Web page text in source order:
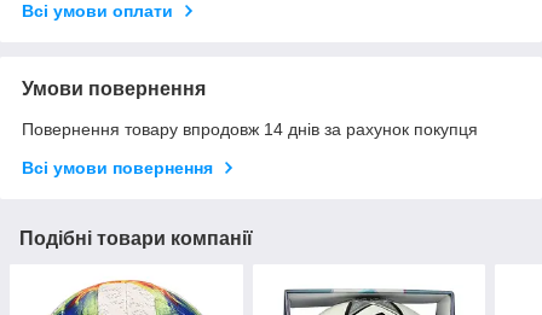
Всі умови оплати
Умови повернення
Повернення товару впродовж 14 днів за рахунок покупця
Всі умови повернення
Подібні товари компанії